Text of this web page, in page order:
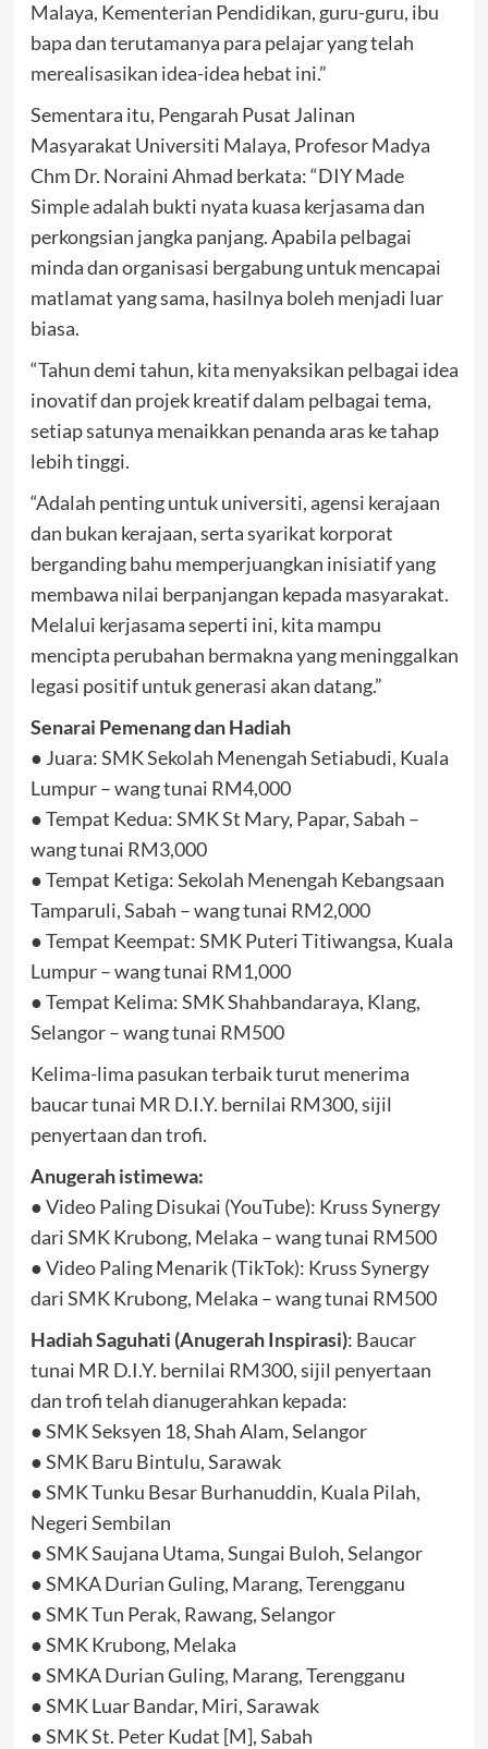
Malaya, Kementerian Pendidikan, guru-guru, ibu
bapa dan terutamanya para pelajar yang telah
merealisasikan idea-idea hebat ini.”
Sementara itu, Pengarah Pusat Jalinan
Masyarakat Universiti Malaya, Profesor Madya
Chm Dr. Noraini Ahmad berkata: “DIY Made
Simple adalah bukti nyata kuasa kerjasama dan
perkongsian jangka panjang. Apabila pelbagai
minda dan organisasi bergabung untuk mencapai
matlamat yang sama, hasilnya boleh menjadi luar
biasa.
“Tahun demi tahun, kita menyaksikan pelbagai idea
inovatif dan projek kreatif dalam pelbagai tema,
setiap satunya menaikkan penanda aras ke tahap
lebih tinggi.
“Adalah penting untuk universiti, agensi kerajaan
dan bukan kerajaan, serta syarikat korporat
berganding bahu memperjuangkan inisiatif yang
membawa nilai berpanjangan kepada masyarakat.
Melalui kerjasama seperti ini, kita mampu
mencipta perubahan bermakna yang meninggalkan
legasi positif untuk generasi akan datang.”
Senarai Pemenang dan Hadiah
● Juara: SMK Sekolah Menengah Setiabudi, Kuala
Lumpur – wang tunai RM4,000
● Tempat Kedua: SMK St Mary, Papar, Sabah –
wang tunai RM3,000
● Tempat Ketiga: Sekolah Menengah Kebangsaan
Tamparuli, Sabah – wang tunai RM2,000
● Tempat Keempat: SMK Puteri Titiwangsa, Kuala
Lumpur – wang tunai RM1,000
● Tempat Kelima: SMK Shahbandaraya, Klang,
Selangor – wang tunai RM500
Kelima-lima pasukan terbaik turut menerima
baucar tunai MR D.I.Y. bernilai RM300, sijil
penyertaan dan trofi.
Anugerah istimewa:
● Video Paling Disukai (YouTube): Kruss Synergy
dari SMK Krubong, Melaka – wang tunai RM500
● Video Paling Menarik (TikTok): Kruss Synergy
dari SMK Krubong, Melaka – wang tunai RM500
Hadiah Saguhati (Anugerah Inspirasi): Baucar
tunai MR D.I.Y. bernilai RM300, sijil penyertaan
dan trofi telah dianugerahkan kepada:
● SMK Seksyen 18, Shah Alam, Selangor
● SMK Baru Bintulu, Sarawak
● SMK Tunku Besar Burhanuddin, Kuala Pilah,
Negeri Sembilan
● SMK Saujana Utama, Sungai Buloh, Selangor
● SMKA Durian Guling, Marang, Terengganu
● SMK Tun Perak, Rawang, Selangor
● SMK Krubong, Melaka
● SMKA Durian Guling, Marang, Terengganu
● SMK Luar Bandar, Miri, Sarawak
● SMK St. Peter Kudat [M], Sabah